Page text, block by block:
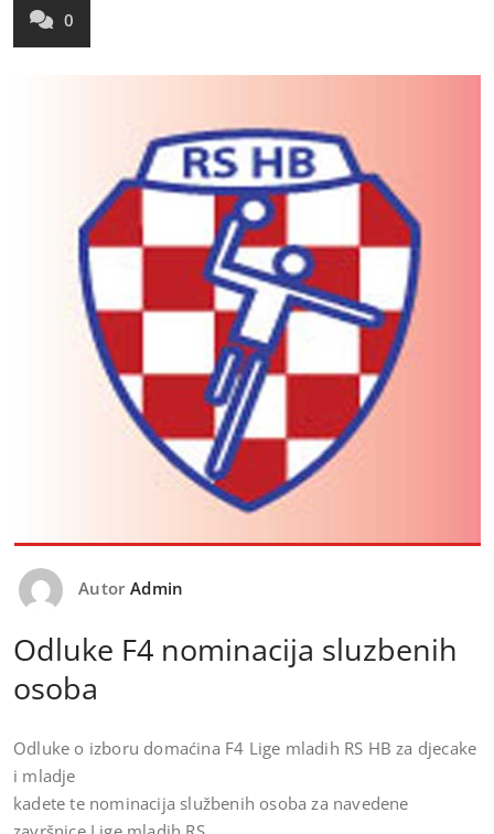
0
Autor Admin
Odluke F4 nominacija sluzbenih
osoba
Odluke o izboru domaćina F4 Lige mladih RS HB za djecake
i mladje
kadete te nominacija službenih osoba za navedene